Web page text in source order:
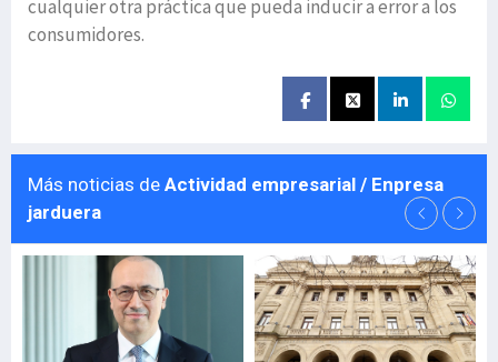
cualquier otra práctica que pueda inducir a error a los
consumidores.
Más noticias de Actividad empresarial / Enpresa
jarduera